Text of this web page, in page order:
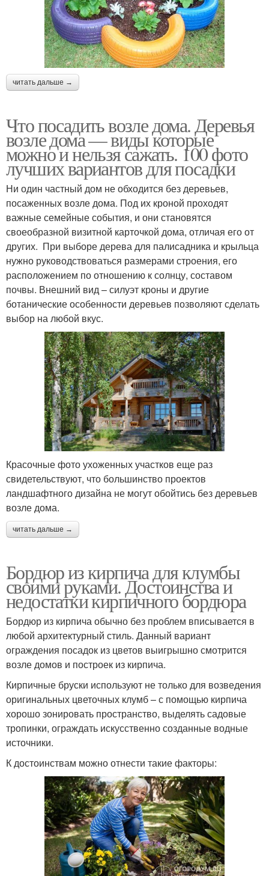
читать дальше →
Что посадить возле дома. Деревья
возле дома — виды которые
можно и нельзя сажать. 100 фото
лучших вариантов для посадки
Ни один частный дом не обходится без деревьев,
посаженных возле дома. Под их кроной проходят
важные семейные события, и они становятся
своеобразной визитной карточкой дома, отличая его от
других. При выборе дерева для палисадника и крыльца
нужно руководствоваться размерами строения, его
расположением по отношению к солнцу, составом
почвы. Внешний вид – силуэт кроны и другие
ботанические особенности деревьев позволяют сделать
выбор на любой вкус.
Красочные фото ухоженных участков еще раз
свидетельствуют, что большинство проектов
ландшафтного дизайна не могут обойтись без деревьев
возле дома.
читать дальше →
Бордюр из кирпича для клумбы
своими руками. Достоинства и
недостатки кирпичного бордюра
Бордюр из кирпича обычно без проблем вписывается в
любой архитектурный стиль. Данный вариант
ограждения посадок из цветов выигрышно смотрится
возле домов и построек из кирпича.
Кирпичные бруски используют не только для возведения
оригинальных цветочных клумб – с помощью кирпича
хорошо зонировать пространство, выделять садовые
тропинки, ограждать искусственно созданные водные
источники.
К достоинствам можно отнести такие факторы: